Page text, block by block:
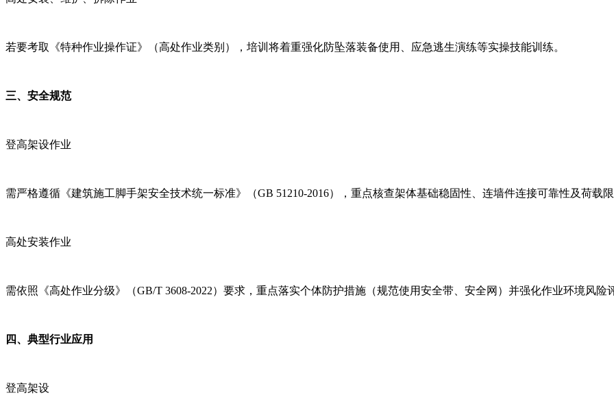
若要考取《特种作业操作证》（高处作业类别），培训将着重强化防坠落装备使用、应急逃生演练等实操技能训练。
三、安全规范
登高架设作业
需严格遵循《建筑施工脚手架安全技术统一标准》（GB 51210-2016），重点核查架体基础稳固性、连墙件连接可靠性及荷载
高处安装作业
需依照《高处作业分级》（GB/T 3608-2022）要求，重点落实个体防护措施（规范使用安全带、安全网）并强化作业环境风
四、典型行业应用
登高架设